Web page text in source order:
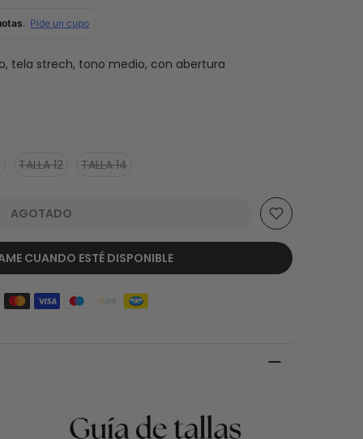
tela strech, tono medio, con abertura
TALLA 12 TALLA 14
AGOTADO
CUANDO ESTÉ DISPONIBLE